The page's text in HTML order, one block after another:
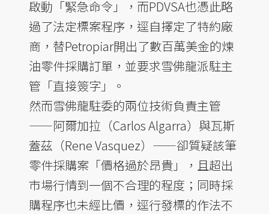
啟動「緊急命令」，而PDVSA也憑此略
過了法定標案程序，逕自擇定了特約廠
商，替Petropiar開出了數百萬美金的煉
油零件採購訂單，並要求雪佛龍派駐主
管「直接簽字」。
然而雪佛龍駐委的兩位技術負責主管
——阿爾加拉（Carlos Algarra）與瓦斯
蓋茲（Rene Vasquez）——卻質疑該筆
零件採購案「價格過於昂貴」，且超出
市場行情到一個不合理的程度；同時採
購程序也未經比價，逕行發標的作法不